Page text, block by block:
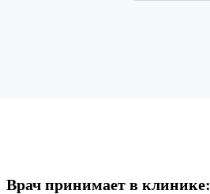
Врач принимает в клинике: